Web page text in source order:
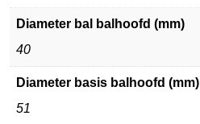
Diameter bal balhoofd (mm)
40
Diameter basis balhoofd (mm)
51